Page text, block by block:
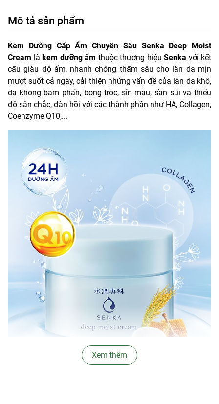
Mô tả sản phẩm
Kem Dưỡng Cấp Ẩm Chuyên Sâu Senka Deep Moist
Cream là kem dưỡng ẩm thuộc thương hiệu Senka với kết
cấu giàu độ ẩm, nhanh chóng thấm sâu cho làn da mịn
mượt suốt cả ngày, cải thiện những vấn đề của làn da khô,
da không bám phấn, bong tróc, sỉn màu, sần sùi và thiếu
độ săn chắc, đàn hồi với các thành phần như HA, Collagen,
Coenzyme Q10,...
Xem thêm